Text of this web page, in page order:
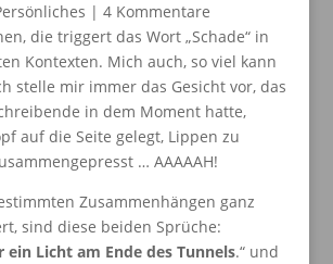
| 4 Kommentare
die triggert das Wort „Schade“ in
Kontexten. Mich auch, so viel kann
stelle mir immer das Gesicht vor, das
in dem Moment hatte,
auf die Seite gelegt, Lippen zu
… AAAAAH!
Zusammenhängen ganz
sind diese beiden Sprüche:
ein Licht am Ende des Tunnels.“ und